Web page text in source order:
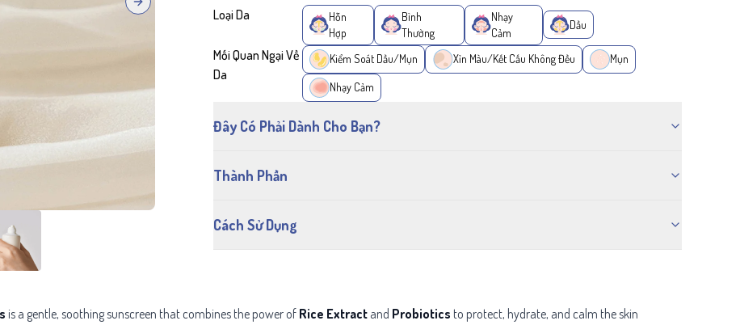
Next slide
Loại Da
Hỗn
Hợp
Bình
Thường
Nhạy
Cảm
Dầu
Mối Quan Ngại Về
Da
Kiểm Soát Dầu/Mụn Xỉn Màu/Kết Cấu Không Đều Mụn
Nhạy Cảm
Đây Có Phải Dành Cho Bạn?
Thành Phần
Cách Sử Dụng
is a gentle, soothing sunscreen that combines the power of Rice Extract and Probiotics to protect, hydrate, and calm the skin